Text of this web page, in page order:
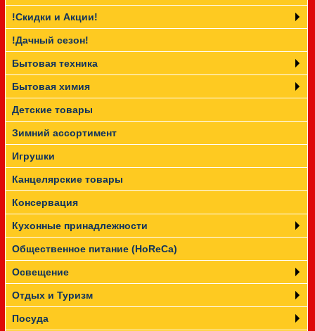
!Скидки и Акции!
!Дачный сезон!
Бытовая техника
Бытовая химия
Детские товары
Зимний ассортимент
Игрушки
Канцелярские товары
Консервация
Кухонные принадлежности
Общественное питание (HoReCa)
Освещение
Отдых и Туризм
Посуда